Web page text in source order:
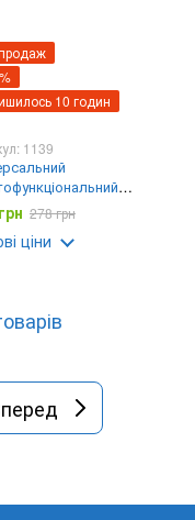
10 годин
1139
ключ Universal Tiger
48 в 1
278 грн
ціни